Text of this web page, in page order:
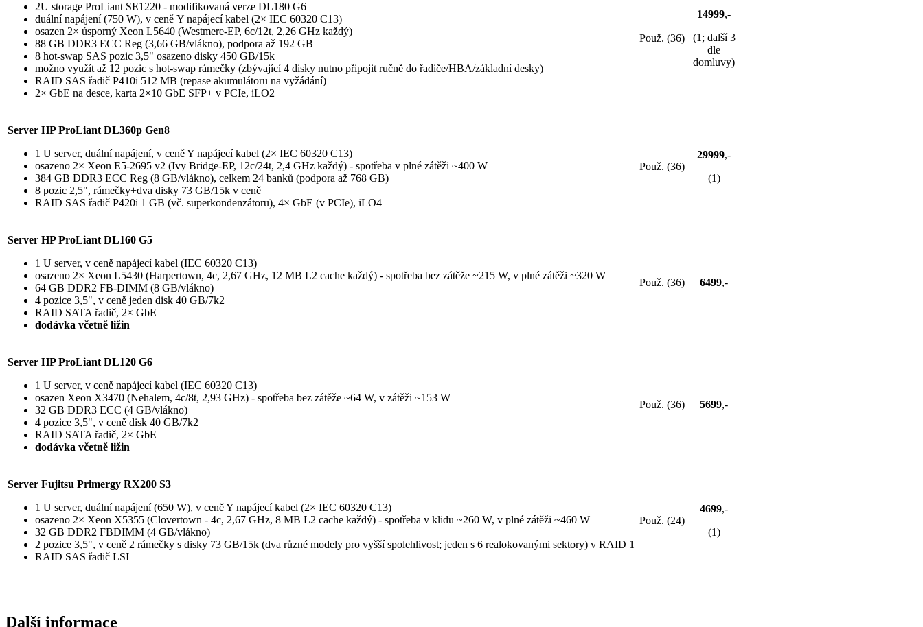
2U storage ProLiant SE1220 - modifikovaná verze DL180 G6
duální napájení (750 W), v ceně Y napájecí kabel (2× IEC 60320 C13)
osazen 2× úsporný Xeon L5640 (Westmere-EP, 6c/12t, 2,26 GHz každý)
88 GB DDR3 ECC Reg (3,66 GB/vlákno), podpora až 192 GB
8 hot-swap SAS pozic 3,5" osazeno disky 450 GB/15k
možno využít až 12 pozic s hot-swap rámečky (zbývající 4 disky nutno připojit ručně do řadiče/HBA/základní desky)
RAID SAS řadič P410i 512 MB (repase akumulátoru na vyžádání)
2× GbE na desce, karta 2×10 GbE SFP+ v PCIe, iLO2
Použ. (36)
14999,-
(1; další 3
dle
domluvy)
Server HP ProLiant DL360p Gen8
1 U server, duální napájení, v ceně Y napájecí kabel (2× IEC 60320 C13)
osazeno 2× Xeon E5-2695 v2 (Ivy Bridge-EP, 12c/24t, 2,4 GHz každý) - spotřeba v plné zátěži ~400 W
384 GB DDR3 ECC Reg (8 GB/vlákno), celkem 24 banků (podpora až 768 GB)
8 pozic 2,5", rámečky+dva disky 73 GB/15k v ceně
RAID SAS řadič P420i 1 GB (vč. superkondenzátoru), 4× GbE (v PCIe), iLO4
Použ. (36)
29999,-
(1)
Server HP ProLiant DL160 G5
1 U server, v ceně napájecí kabel (IEC 60320 C13)
osazeno 2× Xeon L5430 (Harpertown, 4c, 2,67 GHz, 12 MB L2 cache každý) - spotřeba bez zátěže ~215 W, v plné zátěži ~320 W
64 GB DDR2 FB-DIMM (8 GB/vlákno)
4 pozice 3,5", v ceně jeden disk 40 GB/7k2
RAID SATA řadič, 2× GbE
dodávka včetně ližin
Použ. (36) 6499,-
Server HP ProLiant DL120 G6
1 U server, v ceně napájecí kabel (IEC 60320 C13)
osazen Xeon X3470 (Nehalem, 4c/8t, 2,93 GHz) - spotřeba bez zátěže ~64 W, v zátěži ~153 W
32 GB DDR3 ECC (4 GB/vlákno)
4 pozice 3,5", v ceně disk 40 GB/7k2
RAID SATA řadič, 2× GbE
dodávka včetně ližin
Použ. (36) 5699,-
Server Fujitsu Primergy RX200 S3
1 U server, duální napájení (650 W), v ceně Y napájecí kabel (2× IEC 60320 C13)
osazeno 2× Xeon X5355 (Clovertown - 4c, 2,67 GHz, 8 MB L2 cache každý) - spotřeba v klidu ~260 W, v plné zátěži ~460 W
32 GB DDR2 FBDIMM (4 GB/vlákno)
2 pozice 3,5", v ceně 2 rámečky s disky 73 GB/15k (dva různé modely pro vyšší spolehlivost; jeden s 6 realokovanými sektory) v RAID 1
RAID SAS řadič LSI
Použ. (24)
4699,-
(1)
Další informace